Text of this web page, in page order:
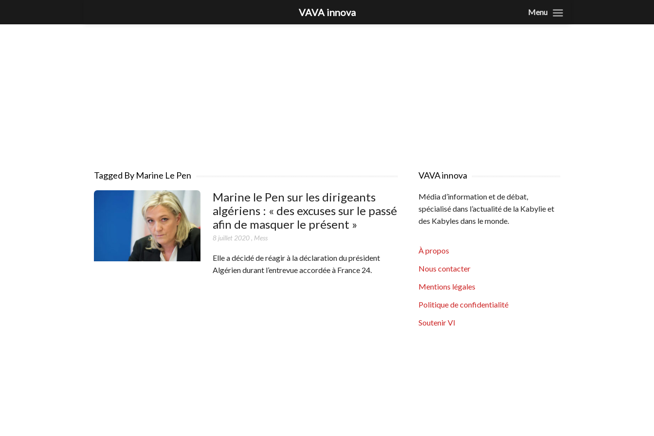
Tagged By Marine Le Pen
Marine le Pen sur les dirigeants
algériens : « des excuses sur le passé
afin de masquer le présent »
8 juillet 2020, Mess
Elle a décidé de réagir à la déclaration du président
Algérien durant l’entrevue accordée à France 24.
VAVA innova
Média d’information et de débat,
spécialisé dans l’actualité de la Kabylie et
des Kabyles dans le monde.
À propos
Nous contacter
Mentions légales
Politique de confidentialité
Soutenir VI
VAVA innova Menu